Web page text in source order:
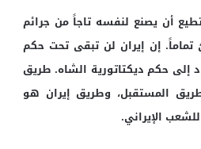
أن يصنع لنفسه تاجاً من جرائم
إن إيران لن تبقى تحت حكم
إلى حكم ديكتاتورية الشاه. طريق
المستقبل، وطريق إيران هو
الإيراني.